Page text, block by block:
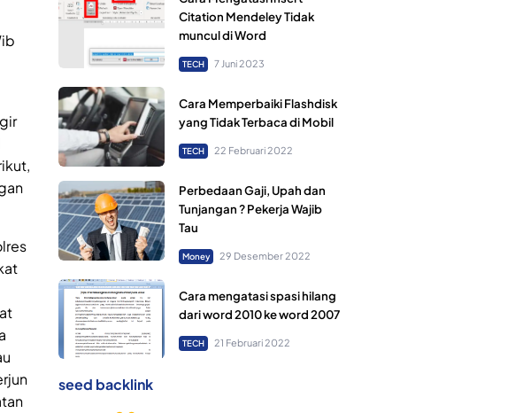
Citation Mendeley Tidak
muncul di Word
TECH 7 Juni 2023
Cara Memperbaiki Flashdisk
yang Tidak Terbaca di Mobil
TECH 22 Februari 2022
Perbedaan Gaji, Upah dan
Tunjangan ? Pekerja Wajib
Tau
Money 29 Desember 2022
Cara mengatasi spasi hilang
dari word 2010 ke word 2007
TECH 21 Februari 2022
seed backlink